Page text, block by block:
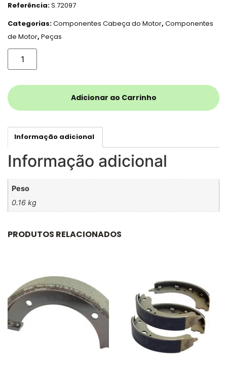
Referência:S.72097
Categorias:Componentes Cabeça do Motor, Componentes
de Motor, Peças
Adicionar ao Carrinho
Informação adicional
Informação adicional
Peso
0.16 kg
PRODUTOS RELACIONADOS